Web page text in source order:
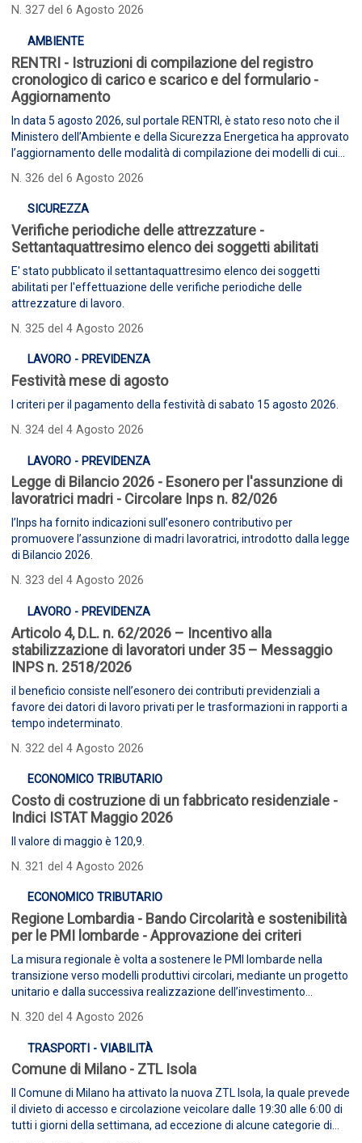
N. 327 del 6 Agosto 2026
AMBIENTE
RENTRI - Istruzioni di compilazione del registro
cronologico di carico e scarico e del formulario -
Aggiornamento
In data 5 agosto 2026, sul portale RENTRI, è stato reso noto che il
Ministero dell’Ambiente e della Sicurezza Energetica ha approvato
l’aggiornamento delle modalità di compilazione dei modelli di cui
N. 326 del 6 Agosto 2026
SICUREZZA
Verifiche periodiche delle attrezzature -
Settantaquattresimo elenco dei soggetti abilitati
E' stato pubblicato il settantaquattresimo elenco dei soggetti
abilitati per l'effettuazione delle verifiche periodiche delle
attrezzature di lavoro.
N. 325 del 4 Agosto 2026
LAVORO - PREVIDENZA
Festività mese di agosto
I criteri per il pagamento della festività di sabato 15 agosto 2026.
N. 324 del 4 Agosto 2026
LAVORO - PREVIDENZA
Legge di Bilancio 2026 - Esonero per l'assunzione di
lavoratrici madri - Circolare Inps n. 82/026
l’Inps ha fornito indicazioni sull’esonero contributivo per
promuovere l’assunzione di madri lavoratrici, introdotto dalla legge
di Bilancio 2026.
N. 323 del 4 Agosto 2026
LAVORO - PREVIDENZA
Articolo 4, D.L. n. 62/2026 – Incentivo alla
stabilizzazione di lavoratori under 35 – Messaggio
INPS n. 2518/2026
il beneficio consiste nell’esonero dei contributi previdenziali a
favore dei datori di lavoro privati per le trasformazioni in rapporti a
tempo indeterminato.
N. 322 del 4 Agosto 2026
ECONOMICO TRIBUTARIO
Costo di costruzione di un fabbricato residenziale -
Indici ISTAT Maggio 2026
Il valore di maggio è 120,9.
N. 321 del 4 Agosto 2026
ECONOMICO TRIBUTARIO
Regione Lombardia - Bando Circolarità e sostenibilità
per le PMI lombarde - Approvazione dei criteri
La misura regionale è volta a sostenere le PMI lombarde nella
transizione verso modelli produttivi circolari, mediante un progetto
unitario e dalla successiva realizzazione dell’investimento
N. 320 del 4 Agosto 2026
TRASPORTI - VIABILITÀ
Comune di Milano - ZTL Isola
Il Comune di Milano ha attivato la nuova ZTL Isola, la quale prevede
il divieto di accesso e circolazione veicolare dalle 19:30 alle 6:00 di
tutti i giorni della settimana, ad eccezione di alcune categorie di